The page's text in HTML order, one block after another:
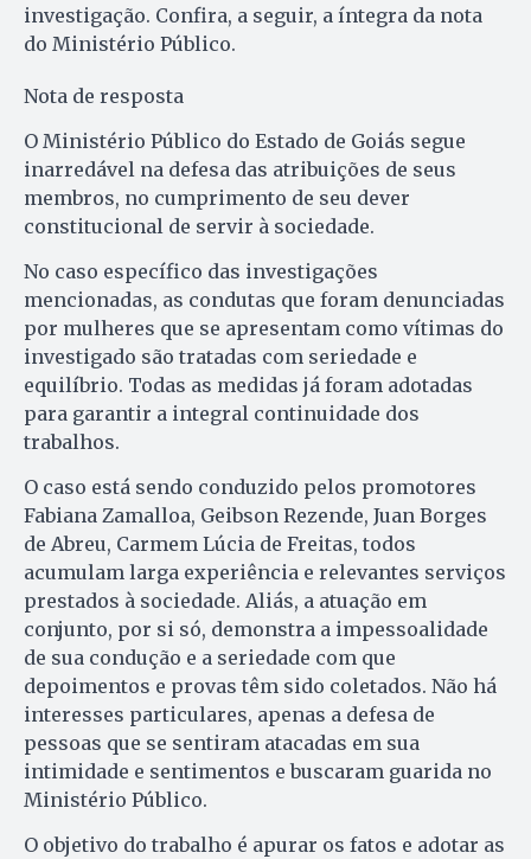
investigação. Confira, a seguir, a íntegra da nota
do Ministério Público.
Nota de resposta
O Ministério Público do Estado de Goiás segue
inarredável na defesa das atribuições de seus
membros, no cumprimento de seu dever
constitucional de servir à sociedade.
No caso específico das investigações
mencionadas, as condutas que foram denunciadas
por mulheres que se apresentam como vítimas do
investigado são tratadas com seriedade e
equilíbrio. Todas as medidas já foram adotadas
para garantir a integral continuidade dos
trabalhos.
O caso está sendo conduzido pelos promotores
Fabiana Zamalloa, Geibson Rezende, Juan Borges
de Abreu, Carmem Lúcia de Freitas, todos
acumulam larga experiência e relevantes serviços
prestados à sociedade. Aliás, a atuação em
conjunto, por si só, demonstra a impessoalidade
de sua condução e a seriedade com que
depoimentos e provas têm sido coletados. Não há
interesses particulares, apenas a defesa de
pessoas que se sentiram atacadas em sua
intimidade e sentimentos e buscaram guarida no
Ministério Público.
O objetivo do trabalho é apurar os fatos e adotar as